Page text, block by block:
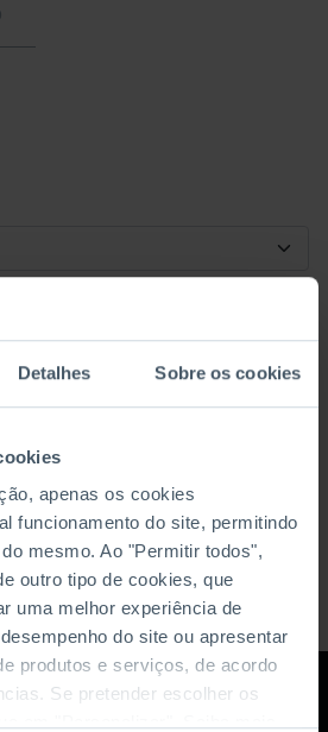
Detalhes Sobre os cookies
apenas os cookies
funcionamento do site, permitindo
mesmo. Ao "Permitir todos",
outro tipo de cookies, que
uma melhor experiência de
do site ou apresentar
produtos e serviços, de acordo
Se pretender escolher os